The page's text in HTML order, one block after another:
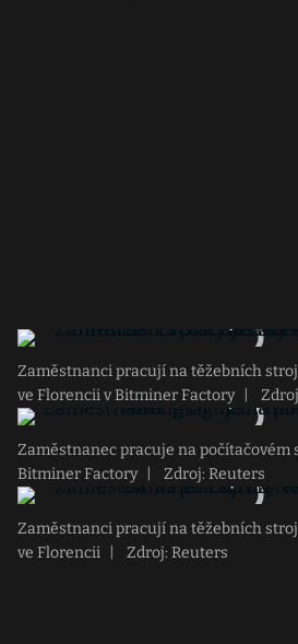
Zaměstnanci pracují na těžebních
ve Florencii v Bitminer Factory
Zaměstnanec pracuje na počítačovém
Bitminer Factory
Zdroj: Reuters
Zaměstnanci pracují na těžebních
ve Florencii
Zdroj: Reuters